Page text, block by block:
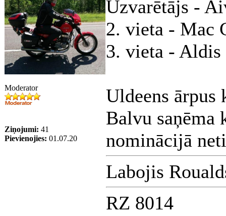
Moderator
Ziņojumi: 41
Pievienojies: 01.07.20
Uzvarētājs -
2. vieta - Mac
3. vieta -
Uldeens ārpus
Balvu saņēma
nominācijā
Labojis
RZ 8014